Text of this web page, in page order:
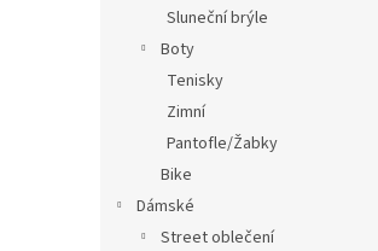
Sluneční brýle
Boty
Tenisky
Zimní
Pantofle/Žabky
Bike
Dámské
Street oblečení